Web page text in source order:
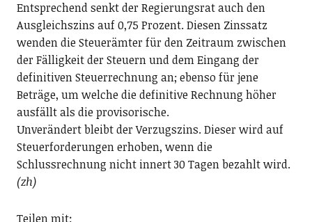
Entsprechend senkt der Regierungsrat auch den
Ausgleichszins auf 0,75 Prozent. Diesen Zinssatz
wenden die Steuerämter für den Zeitraum zwischen
der Fälligkeit der Steuern und dem Eingang der
definitiven Steuerrechnung an; ebenso für jene
Beträge, um welche die definitive Rechnung höher
ausfällt als die provisorische.
Unverändert bleibt der Verzugszins. Dieser wird auf
Steuerforderungen erhoben, wenn die
Schlussrechnung nicht innert 30 Tagen bezahlt wird.
(zh)
Teilen mit: